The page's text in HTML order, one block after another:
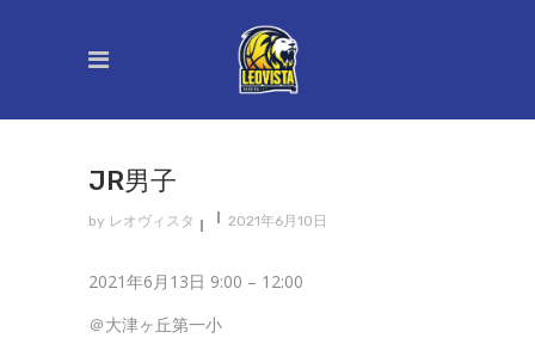
JR男子
by レオヴィスタ 2021年6月10日
Jr
2021年6月13日 9:00 – 12:00
＠大津ヶ丘第一小